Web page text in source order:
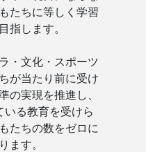
たちに等しく学習
指します。
・文化・スポーツ
が当たり前に受け
の実現を推進し、
る教育を受けら
たちの数をゼロに
ます。